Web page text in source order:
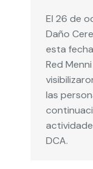
El 26 de
Daño
esta
Red
las
DCA.